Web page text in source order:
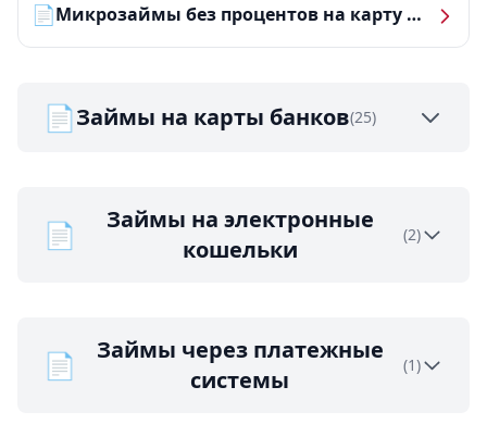
📄 Микрозаймы без процентов на карту — ТОП-10 за 2026 год
📄Займы на карты банков(25)
📄
Займы на электронные
кошельки
(2)
📄
Займы через платежные
системы
(1)